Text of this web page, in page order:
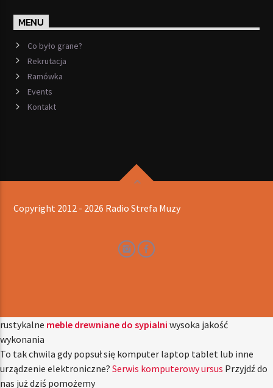
MENU
Co było grane?
Rekrutacja
Ramówka
Events
Kontakt
Copyright 2012 - 2026 Radio Strefa Muzy
rustykalne meble drewniane do sypialni wysoka jakość
wykonania
To tak chwila gdy popsuł się komputer laptop tablet lub inne
urządzenie elektroniczne? Serwis komputerowy ursus Przyjdź do
nas już dziś pomożemy